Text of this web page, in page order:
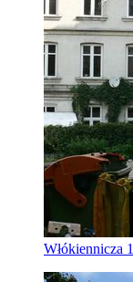
Włókiennicza